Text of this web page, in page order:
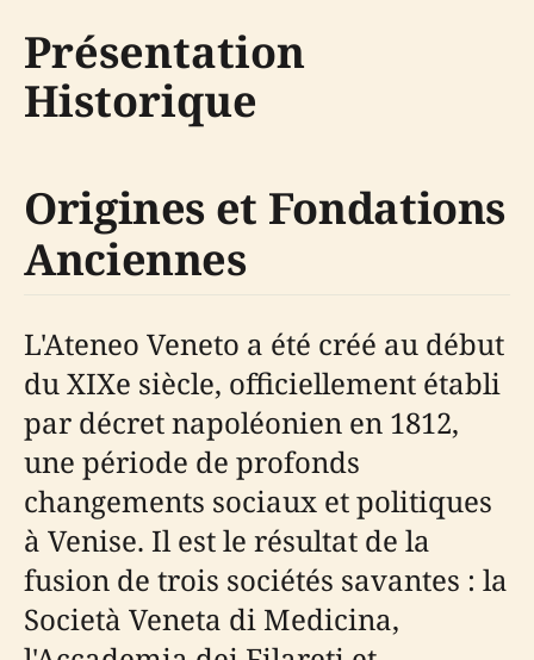
Présentation
Historique
Origines et Fondations
Anciennes
L'Ateneo Veneto a été créé au début
du XIXe siècle, officiellement établi
par décret napoléonien en 1812,
une période de profonds
changements sociaux et politiques
à Venise. Il est le résultat de la
fusion de trois sociétés savantes : la
Società Veneta di Medicina,